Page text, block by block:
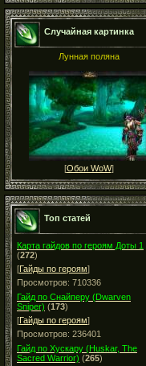
Случайная картинка
Лунная поляна
[Обои WoW]
Топ статей
Карта гайдов по героям Доты 1
(272)
[Гайды по героям]
Просмотров: 710336
Гайд по Снайперу (Dwarven
Sniper) (173)
[Гайды по героям]
Просмотров: 236401
Гайд по Хускару (Huskar, The
Sacred Warrior) (265)